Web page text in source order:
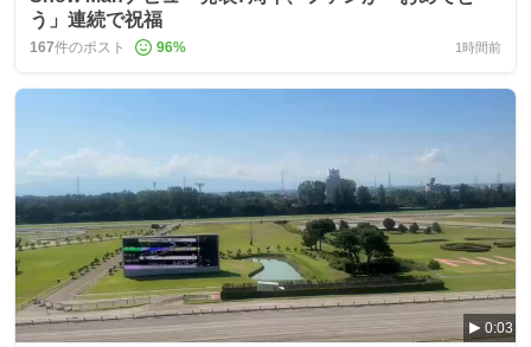
う」連続で祝福
167件のポスト 96% 1時間前
0:03